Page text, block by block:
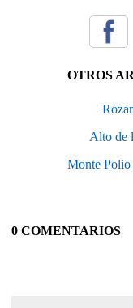
OTROS
Alto de
Monte
0 COMENTARIOS